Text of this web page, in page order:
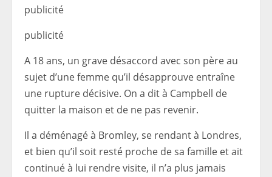
publicité
publicité
A 18 ans, un grave désaccord avec son père au
sujet d’une femme qu’il désapprouve entraîne
une rupture décisive. On a dit à Campbell de
quitter la maison et de ne pas revenir.
Il a déménagé à Bromley, se rendant à Londres,
et bien qu’il soit resté proche de sa famille et ait
continué à lui rendre visite, il n’a plus jamais